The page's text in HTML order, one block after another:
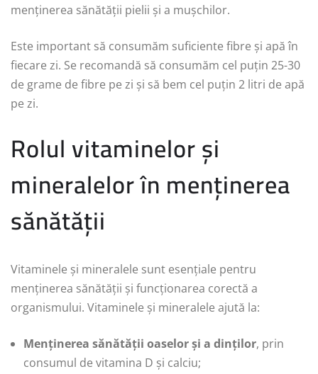
menținerea sănătății pielii și a mușchilor.
Este important să consumăm suficiente fibre și apă în
fiecare zi. Se recomandă să consumăm cel puțin 25-30
de grame de fibre pe zi și să bem cel puțin 2 litri de apă
pe zi.
Rolul vitaminelor și
mineralelor în menținerea
sănătății
Vitaminele și mineralele sunt esențiale pentru
menținerea sănătății și funcționarea corectă a
organismului. Vitaminele și mineralele ajută la:
Menținerea sănătății oaselor și a dinților, prin
consumul de vitamina D și calciu;